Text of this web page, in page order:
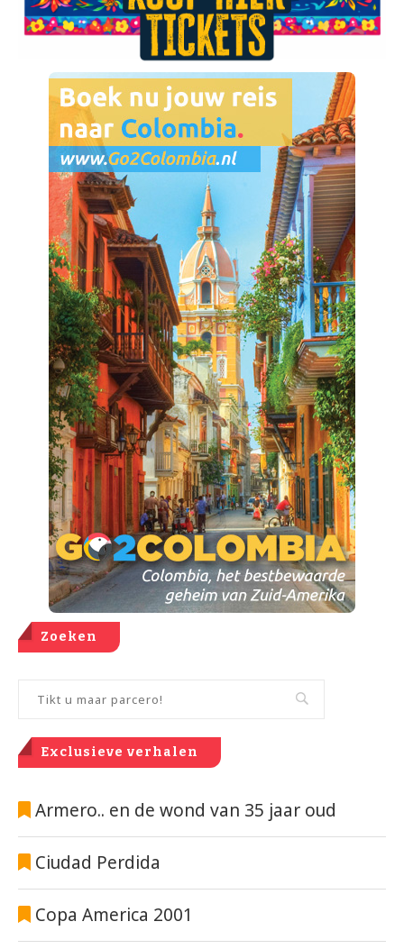
Zoeken
Exclusieve verhalen
Armero.. en de wond van 35 jaar oud
Ciudad Perdida
Copa America 2001